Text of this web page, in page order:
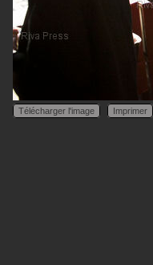
Télécharger l'image Imprimer